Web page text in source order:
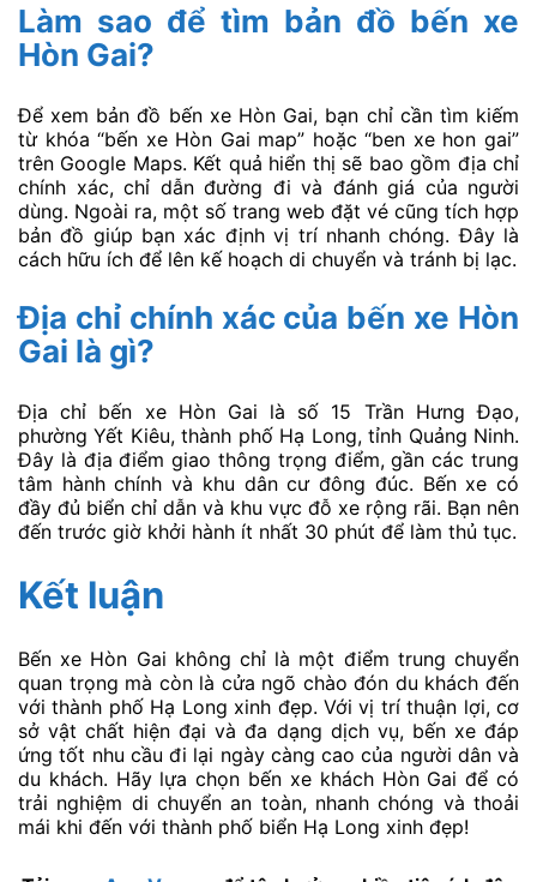
Làm sao để tìm bản đồ bến xe
Hòn Gai?
Để xem bản đồ bến xe Hòn Gai, bạn chỉ cần tìm kiếm
từ khóa “bến xe Hòn Gai map” hoặc “ben xe hon gai”
trên Google Maps. Kết quả hiển thị sẽ bao gồm địa chỉ
chính xác, chỉ dẫn đường đi và đánh giá của người
dùng. Ngoài ra, một số trang web đặt vé cũng tích hợp
bản đồ giúp bạn xác định vị trí nhanh chóng. Đây là
cách hữu ích để lên kế hoạch di chuyển và tránh bị lạc.
Địa chỉ chính xác của bến xe Hòn
Gai là gì?
Địa chỉ bến xe Hòn Gai là số 15 Trần Hưng Đạo,
phường Yết Kiêu, thành phố Hạ Long, tỉnh Quảng Ninh.
Đây là địa điểm giao thông trọng điểm, gần các trung
tâm hành chính và khu dân cư đông đúc. Bến xe có
đầy đủ biển chỉ dẫn và khu vực đỗ xe rộng rãi. Bạn nên
đến trước giờ khởi hành ít nhất 30 phút để làm thủ tục.
Kết luận
Bến xe Hòn Gai không chỉ là một điểm trung chuyển
quan trọng mà còn là cửa ngõ chào đón du khách đến
với thành phố Hạ Long xinh đẹp. Với vị trí thuận lợi, cơ
sở vật chất hiện đại và đa dạng dịch vụ, bến xe đáp
ứng tốt nhu cầu đi lại ngày càng cao của người dân và
du khách. Hãy lựa chọn bến xe khách Hòn Gai để có
trải nghiệm di chuyển an toàn, nhanh chóng và thoải
mái khi đến với thành phố biển Hạ Long xinh đẹp!